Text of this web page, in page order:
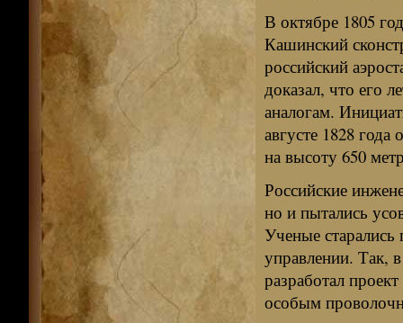
В октябре 1805
Кашинский
российский
доказал, что его
аналогам.
августе 1828
на высоту 650
Российские
но и пытались
Ученые старались
управлении. Так,
разработал
особым